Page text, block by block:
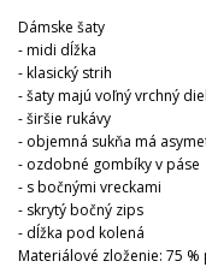
Dámske šaty
- midi dĺžka
- klasický strih
- šaty majú voľný vrchný
- širšie rukávy
- objemná sukňa má
- ozdobné gombíky v páse
- s bočnými vreckami
- skrytý bočný zips
- dĺžka pod kolená
Materiálové zloženie: 75